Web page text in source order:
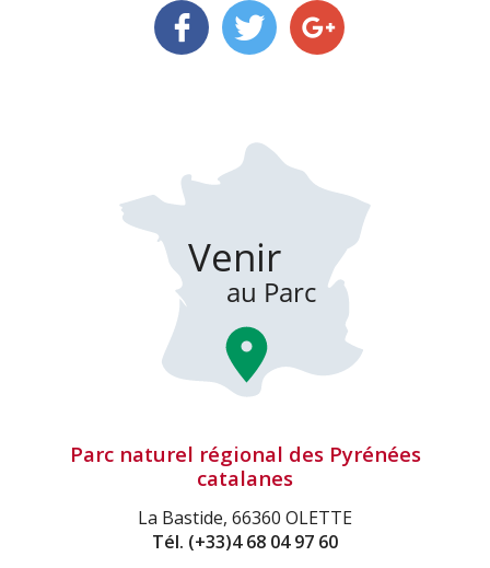
Parc naturel régional des Pyrénées
catalanes
La Bastide, 66360 OLETTE
Tél. (+33)4 68 04 97 60